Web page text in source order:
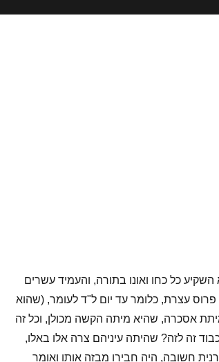
כל כחו ואונו בתורה, והעמיד עשרים
עצרת, כלומר עד יום ל"ד לעומר, (שהוא
אסכרה, שהיא מיתה הקשה מכולן, וכל זה
זה לזה? שהיתה עיניהם צרה אלו באלו,
חשובה, היה חבירו מבזה אותו ואומר